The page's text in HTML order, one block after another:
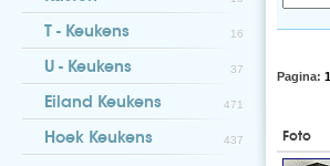
T - Keukens 16
U - Keukens 37
Eiland Keukens 471
Hoek Keukens 437
Pagina: 1
Foto